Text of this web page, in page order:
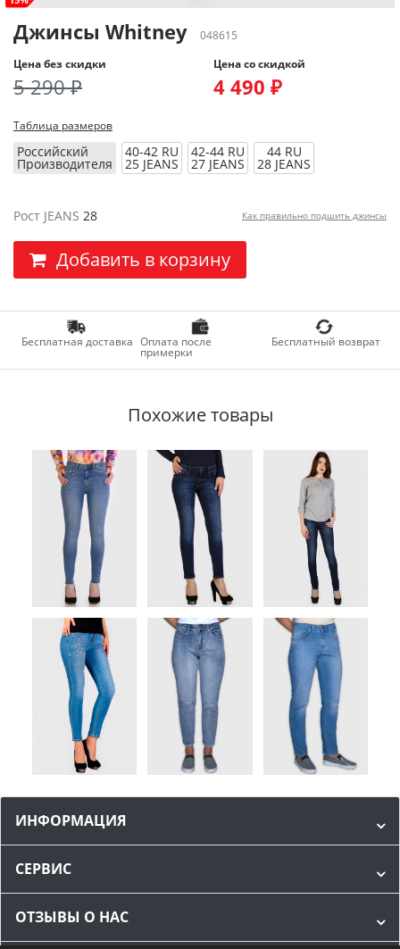
Джинсы Whitney
048615
Цена без скидки
5 290 ₽
Цена со скидкой
4 490 ₽
Таблица размеров
Российский
Производителя
40-42 RU
25 JEANS
42-44 RU
27 JEANS
44 RU
28 JEANS
Рост JEANS 28 Как правильно подшить джинсы
Добавить в корзину
Бесплатная доставка Оплата после
примерки
Бесплатный возврат
Похожие товары
ИНФОРМАЦИЯ
СЕРВИС
ОТЗЫВЫ О НАС